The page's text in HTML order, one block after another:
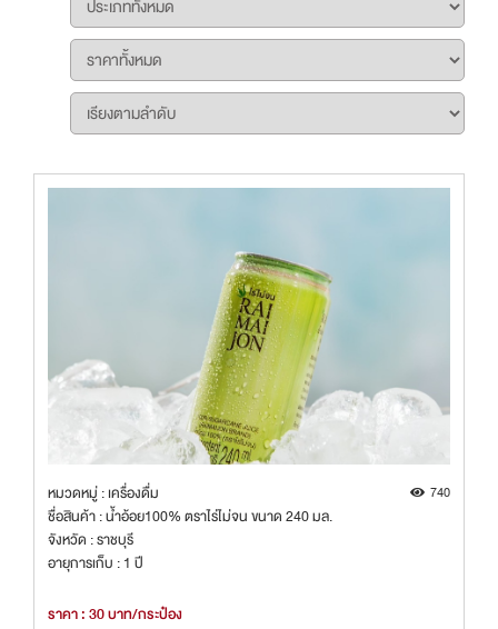
หมวดหมู่ : เครื่องดื่ม 740
ชื่อสินค้า : น้ำอ้อย100% ตราไร่ไม่จน ขนาด 240 มล.
จังหวัด : ราชบุรี
อายุการเก็บ : 1 ปี
ราคา : 30 บาท/กระป๋อง